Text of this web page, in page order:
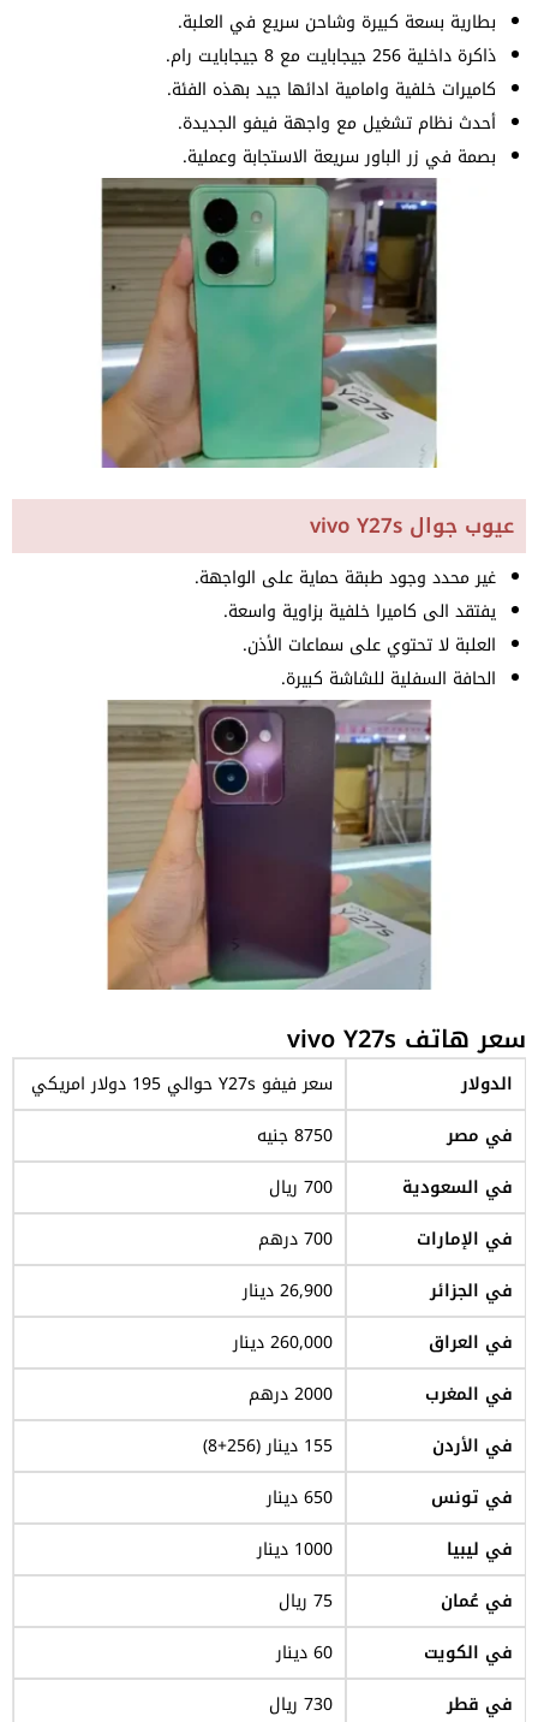
بطارية بسعة كبيرة وشاحن سريع في العلبة.
ذاكرة داخلية 256 جيجابايت مع 8 جيجابايت رام.
كاميرات خلفية وامامية ادائها جيد بهذه الفئة.
أحدث نظام تشغيل مع واجهة فيفو الجديدة.
بصمة في زر الباور سريعة الاستجابة وعملية.
عيوب جوال vivo Y27s
غير محدد وجود طبقة حماية على الواجهة.
يفتقد الى كاميرا خلفية بزاوية واسعة.
العلبة لا تحتوي على سماعات الأذن.
الحافة السفلية للشاشة كبيرة.
سعر هاتف vivo Y27s
الدولار
سعر فيفو Y27s حوالي 195 دولار امريكي
في مصر
8750 جنيه
في السعودية
700 ريال
في الإمارات
700 درهم
في الجزائر
26,900 دينار
في العراق
260,000 دينار
في المغرب
2000 درهم
في الأردن
155 دينار (256+8)
في تونس
650 دينار
في ليبيا
1000 دينار
في عُمان
75 ريال
في الكويت
60 دينار
في قطر
730 ريال